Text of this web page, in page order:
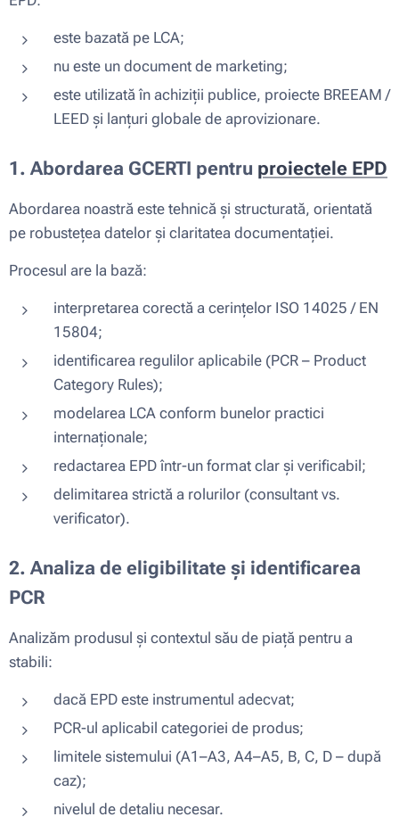
este bazată pe LCA;
nu este un document de marketing;
este utilizată în achiziții publice, proiecte BREEAM /
LEED și lanțuri globale de aprovizionare.
1. Abordarea GCERTI pentru proiectele EPD
Abordarea noastră este tehnică și structurată, orientată
pe robustețea datelor și claritatea documentației.
Procesul are la bază:
interpretarea corectă a cerințelor ISO 14025 / EN
15804;
identificarea regulilor aplicabile (PCR – Product
Category Rules);
modelarea LCA conform bunelor practici
internaționale;
redactarea EPD într-un format clar și verificabil;
delimitarea strictă a rolurilor (consultant vs.
verificator).
2. Analiza de eligibilitate și identificarea
PCR
Analizăm produsul și contextul său de piață pentru a
stabili:
dacă EPD este instrumentul adecvat;
PCR-ul aplicabil categoriei de produs;
limitele sistemului (A1–A3, A4–A5, B, C, D – după
caz);
nivelul de detaliu necesar.